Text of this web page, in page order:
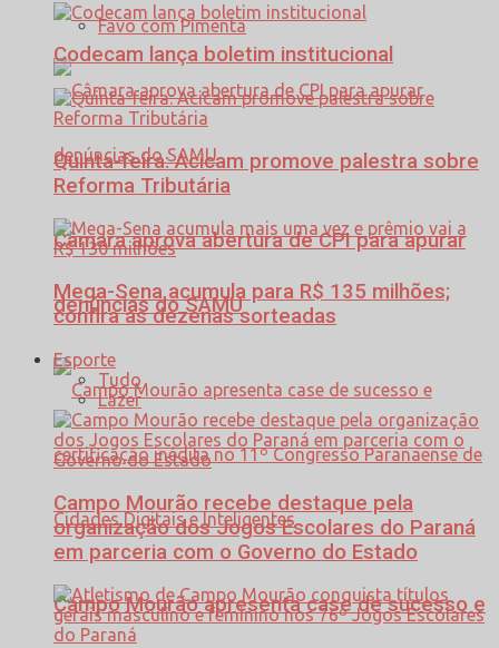
Favo com Pimenta
Câmara aprova abertura de CPI para apurar
denúncias do SAMU
Campo Mourão apresenta case de sucesso e
Codecam lança boletim institucional
Quinta-feira: Acicam promove palestra sobre
Reforma Tributária
Mega-Sena acumula para R$ 135 milhões;
confira as dezenas sorteadas
Esporte
Tudo
Lazer
Campo Mourão recebe destaque pela
organização dos Jogos Escolares do Paraná
em parceria com o Governo do Estado